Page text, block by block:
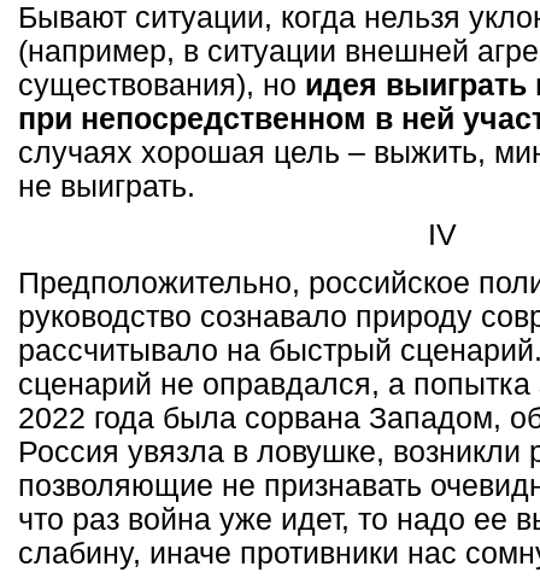
Бывают ситуации, когда нельзя
(например, в ситуации внешней
существования), но идея
при непосредственном в ней
случаях хорошая цель – выжить,
не выиграть.
IV
Предположительно, российское
руководство сознавало природу
рассчитывало на быстрый
сценарий не оправдался, а
2022 года была сорвана Западом,
Россия увязла в ловушке, возникли
позволяющие не признавать
что раз война уже идет, то надо ее
слабину, иначе противники нас